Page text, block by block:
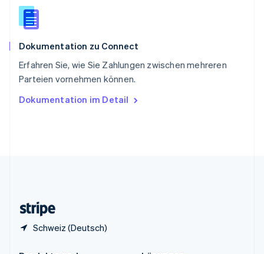
Dokumentation zu Connect
Erfahren Sie, wie Sie Zahlungen zwischen mehreren
Parteien vornehmen können.
Dokumentation im Detail
Schweiz (Deutsch)
English
Spanien
Thailand
Tschechische Republik
English
English